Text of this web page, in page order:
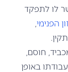
לו לתפקד
הפנימי
חוסם,
באופן